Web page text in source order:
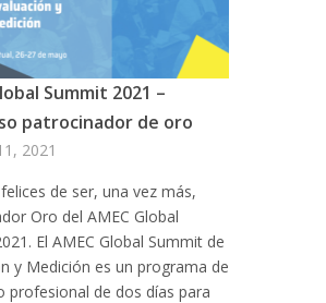
Summit 2021 –
patrocinador de oro
2021
de ser, una vez más,
Oro del AMEC Global
El AMEC Global Summit de
y Medición es un programa de
profesional de dos días para